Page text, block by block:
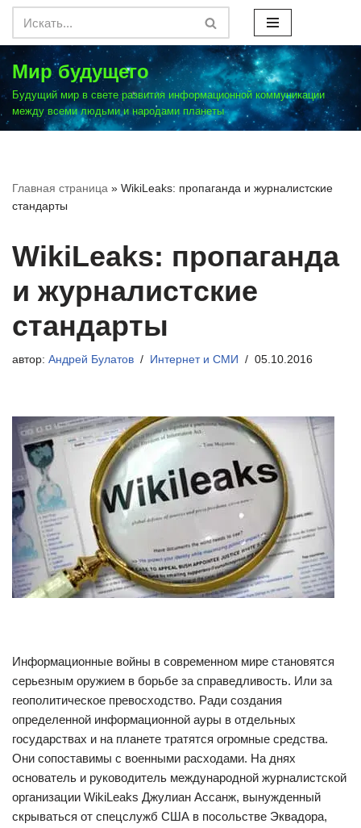
Перейти
к
содержимому
Мир будущего
Будущий мир в свете развития информационной коммуникации
между всеми людьми и народами планеты
Главная страница » WikiLeaks: пропаганда и журналистские
стандарты
WikiLeaks: пропаганда
и журналистские
стандарты
автор: Андрей Булатов Интернет и СМИ 05.10.2016
Информационные войны в современном мире становятся
серьезным оружием в борьбе за справедливость. Или за
геополитическое превосходство. Ради создания
определенной информационной ауры в отдельных
государствах и на планете тратятся огромные средства.
Они сопоставимы с военными расходами. На днях
основатель и руководитель международной журналистской
организации WikiLeaks Джулиан Ассанж, вынужденный
скрываться от спецслужб США в посольстве Эквадора,